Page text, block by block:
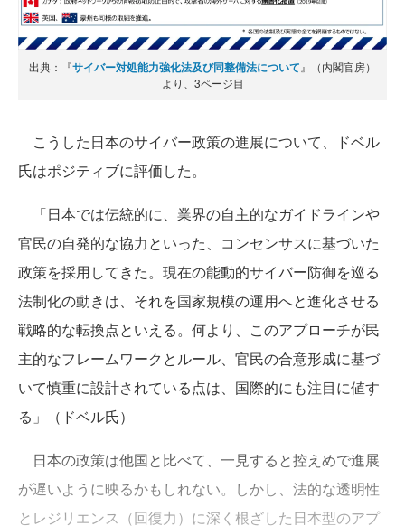
出典：『サイバー対処能力強化法及び同整備法について 』（内閣官房）
より、3ページ目
こうした日本のサイバー政策の進展について、ドベル
氏はポジティブに評価した。
「日本では伝統的に、業界の自主的なガイドラインや
官民の自発的な協力といった、コンセンサスに基づいた
政策を採用してきた。現在の能動的サイバー防御を巡る
法制化の動きは、それを国家規模の運用へと進化させる
戦略的な転換点といえる。何より、このアプローチが民
主的なフレームワークとルール、官民の合意形成に基づ
いて慎重に設計されている点は、国際的にも注目に値す
る」（ドベル氏）
日本の政策は他国と比べて、一見すると控えめで進展
が遅いように映るかもしれない。しかし、法的な透明性
とレジリエンス（回復力）に深く根ざした日本型のアプ